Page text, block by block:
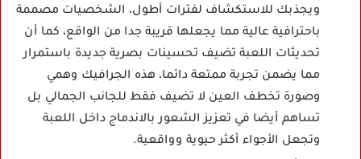
ويجذبك للاستكشاف لفترات أطول، الشخصيات مصممة
باحترافية عالية مما يجعلها قريبة جدا من الواقع، كما أن
تحديثات اللعبة تضيف تحسينات بصرية جديدة باستمرار
مما يضمن تجربة ممتعة دائما، هذه الجرافيك وهمي
وصورة تخطف العين لا تضيف فقط للجانب الجمالي بل
تساهم أيضا في تعزيز الشعور بالاندماج داخل اللعبة
وتجعل الأجواء أكثر حيوية وواقعية.